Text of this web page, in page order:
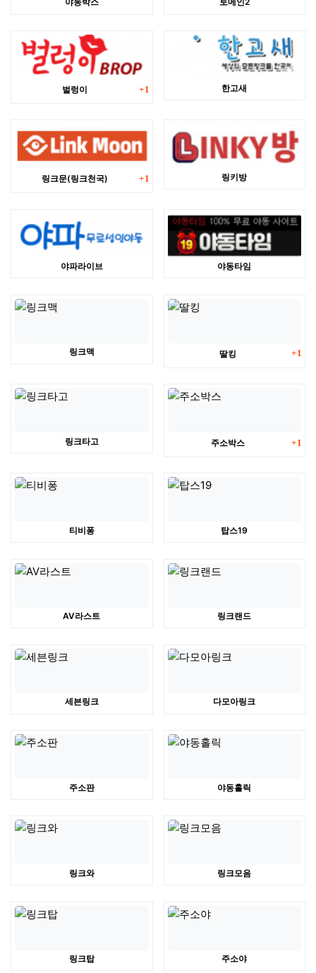
벌렁이 댓글
1 한고새
링크문(링크천국) 댓글
1 링키방
야파라이브 야동타임
링크맥 딸킹 댓글
1
링크타고 주소박스 댓글
1
티비퐁 탑스19
AV라스트 링크랜드
세븐링크 다모아링크
주소판 야동홀릭
링크와 링크모음
링크탑 주소야